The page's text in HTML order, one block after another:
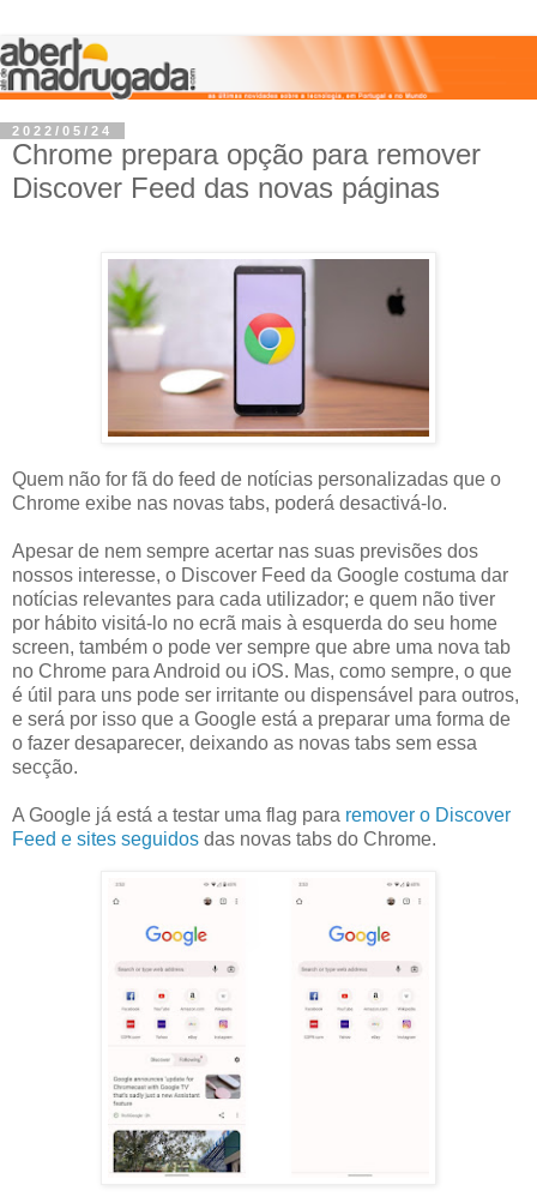
2022/05/24
Chrome prepara opção para remover
Discover Feed das novas páginas
Quem não for fã do feed de notícias personalizadas que o
Chrome exibe nas novas tabs, poderá desactivá-lo.
Apesar de nem sempre acertar nas suas previsões dos
nossos interesse, o Discover Feed da Google costuma dar
notícias relevantes para cada utilizador; e quem não tiver
por hábito visitá-lo no ecrã mais à esquerda do seu home
screen, também o pode ver sempre que abre uma nova tab
no Chrome para Android ou iOS. Mas, como sempre, o que
é útil para uns pode ser irritante ou dispensável para outros,
e será por isso que a Google está a preparar uma forma de
o fazer desaparecer, deixando as novas tabs sem essa
secção.
A Google já está a testar uma flag para remover o Discover
Feed e sites seguidos das novas tabs do Chrome.